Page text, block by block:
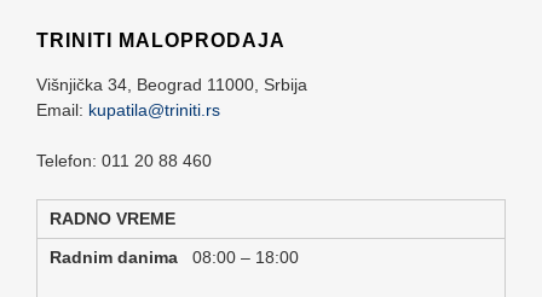
TRINITI MALOPRODAJA
Višnjička 34, Beograd 11000, Srbija
Email: kupatila@triniti.rs
Telefon: 011 20 88 460
RADNO VREME
Radnim danima 08:00 – 18:00